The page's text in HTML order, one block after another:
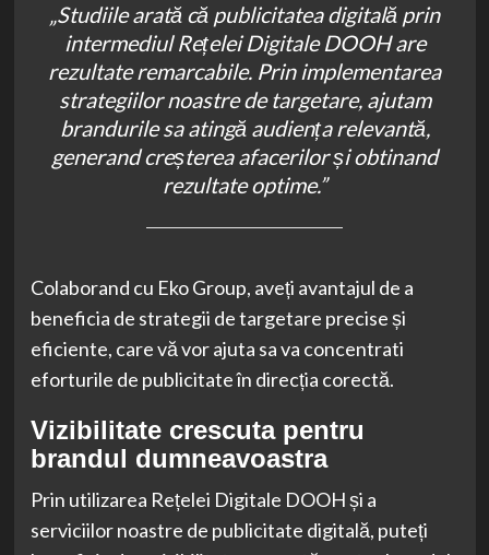
„Studiile arată că publicitatea digitală prin
intermediul Rețelei Digitale DOOH are
rezultate remarcabile. Prin implementarea
strategiilor noastre de targetare, ajutam
brandurile sa atingă audiența relevantă,
generand creșterea afacerilor și obtinand
rezultate optime.”
Colaborand cu Eko Group, aveți avantajul de a
beneficia de strategii de targetare precise și
eficiente, care vă vor ajuta sa va concentrati
eforturile de publicitate în direcția corectă.
Vizibilitate crescuta pentru
brandul dumneavoastra
Prin utilizarea Rețelei Digitale DOOH și a
serviciilor noastre de publicitate digitală, puteți